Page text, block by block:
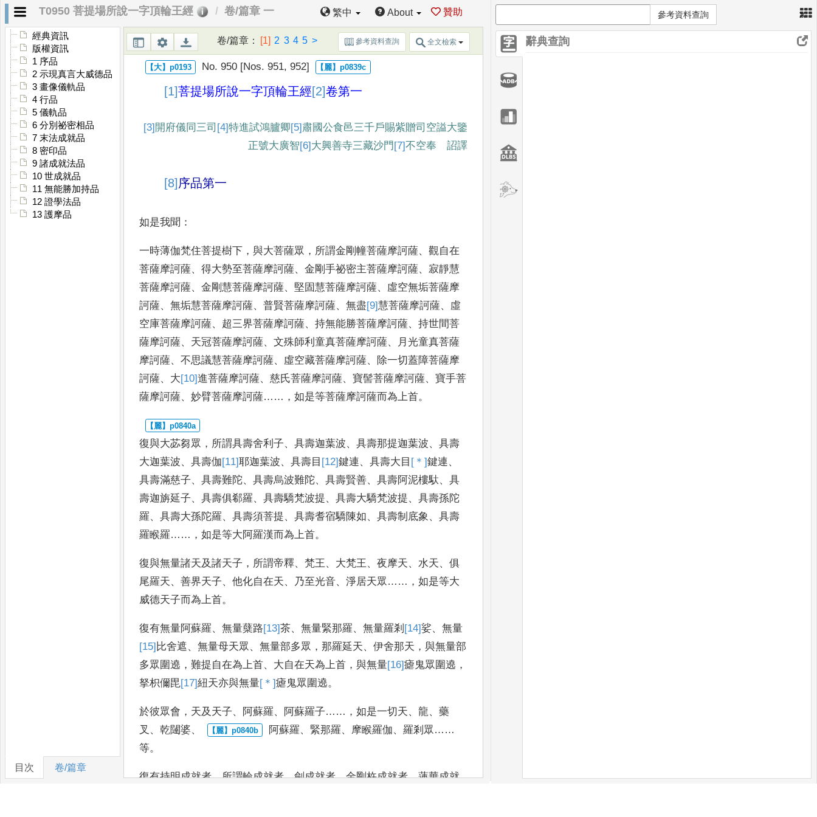
T0950 菩提場所說一字頂輪王經 卷/篇章 一 繁中 About 贊助
經典資訊
版權資訊
1 序品
2 示現真言大威德品
3 畫像儀軌品
4 行品
5 儀軌品
6 分別祕密相品
7 末法成就品
8 密印品
9 諸成就法品
10 世成就品
11 無能勝加持品
12 證學法品
13 護摩品
目次 卷/篇章
卷/篇章： [1] 2 3 4 5 > 參考資料查詢 全文檢索
No. 950 [Nos. 951, 952]
[1]菩提場所說一字頂輪王經[2]卷第一
[3] 開府儀同三司 [4]特進試鴻臚卿[5] 肅國公食邑三千戶賜紫贈司空謚大鑒
正號大廣智[6] 大興善寺三藏沙門 [7]不空奉 詔譯
[8] 序品第一
如是我聞 ：
一時薄伽梵住菩提樹下 ， 與大菩薩眾 ， 所謂金剛幢菩薩摩訶薩、 觀自在
菩薩摩訶薩、 得大勢至菩薩摩訶薩、 金剛手祕密主菩薩摩訶薩、 寂靜慧
菩薩摩訶薩、 金剛慧菩薩摩訶薩、 堅固慧菩薩摩訶薩、 虛空無垢菩薩摩
訶薩、 無垢慧菩薩摩訶薩、 普賢菩薩摩訶薩、 無盡[9]慧菩薩摩訶薩、 虛
空庫菩薩摩訶薩、 超三界菩薩摩訶薩、 持無能勝菩薩摩訶薩、 持世間菩
薩摩訶薩、 天冠菩薩摩訶薩、 文殊師利童真菩薩摩訶薩、
月光童真菩薩
摩訶薩、 不思議慧菩薩摩訶薩、 虛空藏菩薩摩訶薩、
除一切蓋障菩薩摩
訶薩、 大[10]進菩薩摩訶薩、 慈氏菩薩摩訶薩、 寶髻菩薩摩訶薩、 寶手菩
薩摩訶薩、 妙臂菩薩摩訶薩……， 如是等菩薩摩訶薩而為上首。
復與大苾芻眾 ， 所謂具壽舍利子、 具壽迦葉波、 具壽那提迦葉波、 具壽
大迦葉波、 具壽伽[11]耶迦葉波、 具壽目 [12]鍵連、 具壽大目 [＊]鍵連、
具壽滿慈子、 具壽難陀、 具壽烏波難陀、 具壽賢善、 具壽阿泥樓馱、 具
壽迦旃延子、 具壽俱郗羅、 具壽驕梵波提、 具壽大驕梵波提、 具壽孫陀
羅、 具壽大孫陀羅、 具壽須菩提、 具壽耆宿驕陳如、 具壽制底象 、 具壽
羅睺羅……， 如是等大阿羅漢而為上首。
復與無量諸天及諸天子 ， 所謂帝釋、 梵王、 大梵王、 夜摩天、 水天、 俱
尾羅天、 善界天子、 他化自在天、 乃至光音、 淨居天眾 ……， 如是等大
威德天子而為上首。
復有無量阿蘇羅、 無量蘖路[13]茶、 無量緊那羅、 無量羅剎 [14]娑、 無量
[15]比舍遮、 無量母天眾 、 無量部多眾 ， 那羅延天、 伊舍那天 ， 與無量部
多眾圍遶 ， 難提自在為上首、 大自在天為上首 ， 與無量[16]瘧 鬼眾圍遶 ，
拏枳儞毘[17]紐天亦與無量[＊]瘧 鬼眾圍遶。
於彼眾會 ， 天及天子、 阿蘇羅、 阿蘇羅子……， 如是一切天、 龍、 藥
叉 、 乾闥婆、 阿蘇羅、 緊那羅、 摩睺羅伽、羅剎眾 ……
等。
復有持明成就者，所謂輪成就者、劍成就者、金剛杵成就者、蓮華成就
×
參考資料查詢
辭典查詢